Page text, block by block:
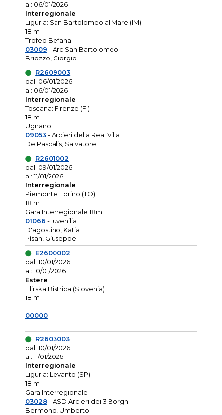
al: 06/01/2026
Interregionale
Liguria: San Bartolomeo al Mare (IM)
18 m
Trofeo Befana
03009 - Arc.San Bartolomeo
Briozzo, Giorgio
R2609003
dal: 06/01/2026
al: 06/01/2026
Interregionale
Toscana: Firenze (FI)
18 m
Ugnano
09053- Arcieri della Real Villa
De Pascalis, Salvatore
R2601002
dal: 09/01/2026
al: 11/01/2026
Interregionale
Piemonte: Torino (TO)
18 m
Gara Interregionale 18m
01066 - Iuvenilia
D'agostino, Katia
Pisan, Giuseppe
E2600002
dal: 10/01/2026
al: 10/01/2026
Estere
: Ilirska Bistrica (Slovenia)
18 m
--
00000-
--
R2603003
dal: 10/01/2026
al: 11/01/2026
Interregionale
Liguria: Levanto (SP)
18 m
Gara Interregionale
03028- ASD Arcieri dei 3 Borghi
Bermond, Umberto